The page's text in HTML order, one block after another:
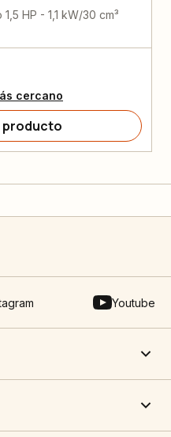
HP - 1,1 kW/30 cm³
cercano
producto
Youtube